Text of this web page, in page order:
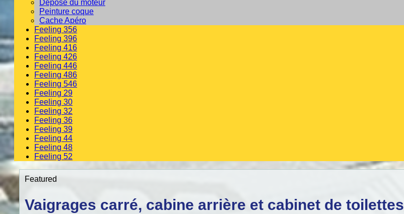
Dépose du moteur
Peinture coque
Cache Apéro
Feeling 356
Feeling 396
Feeling 416
Feeling 426
Feeling 446
Feeling 486
Feeling 546
Feeling 29
Feeling 30
Feeling 32
Feeling 36
Feeling 39
Feeling 44
Feeling 48
Feeling 52
Featured
Vaigrages carré, cabine arrière et cabinet de toilettes